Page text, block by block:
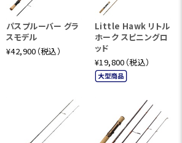
パスプルーバー グラ
スモデル
¥42,900（税込）
Little Hawk リトル
ホーク スピニングロ
ッド
¥19,800（税込）